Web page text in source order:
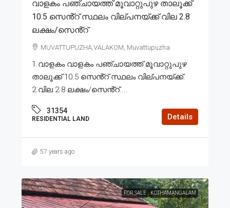
വാളകം പഞ്ചായത്ത് മൂവാറ്റുപുഴ താലൂക്ക്
10.5 സെൻ്റ് സ്ഥലം വില്പനയ്ക്ക് വില 2.8
ലക്ഷം/സെൻ്റ്
MUVATTUPUZHA,VALAKOM, Muvattupuzha
1.വാളകം വാളകം പഞ്ചായത്ത് മൂവാറ്റുപുഴ
താലൂക്ക് 10.5 സെൻ്റ് സ്ഥലം വില്പനയ്ക്ക്.
2.വില 2.8 ലക്ഷം/സെൻ്റ്....
31354
RESIDENTIAL LAND Details
57 years ago
FOR SALE KOTHAMANGALAM